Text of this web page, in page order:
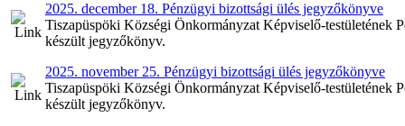
2025. december 18. Pénzügyi bizottsági ülés jegyzőkönyve
Tiszapüspöki Községi Önkormányzat Képviselő-testületének
készült jegyzőkönyv.
2025. november 25. Pénzügyi bizottsági ülés jegyzőkönyve
Tiszapüspöki Községi Önkormányzat Képviselő-testületének
készült jegyzőkönyv.